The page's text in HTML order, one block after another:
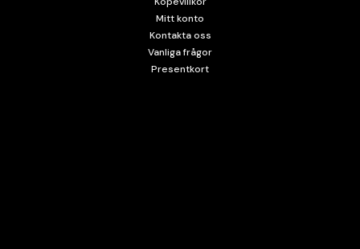
Mitt konto
Kontakta oss
Vanliga frågor
Presentkort